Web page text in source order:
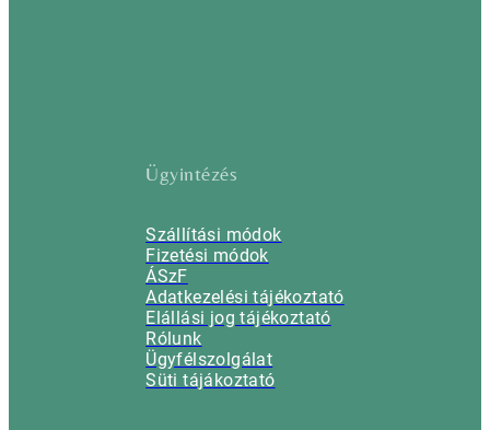
Ügyintézés
Szállítási módok
Fizetési módok
ÁSzF
Adatkezelési tájékoztató
Elállási jog tájékoztató
Rólunk
Ügyfélszolgálat
Süti tájákoztató